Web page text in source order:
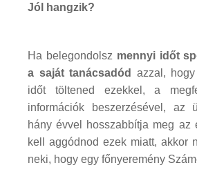
Jól hangzik?
Ha belegondolsz mennyi időt
a saját tanácsadód
azzal,
időt töltened ezekkel, a
információk beszerzésével, az
hány évvel hosszabbítja meg az
kell aggódnod ezek miatt, akkor
neki, hogy egy főnyeremény